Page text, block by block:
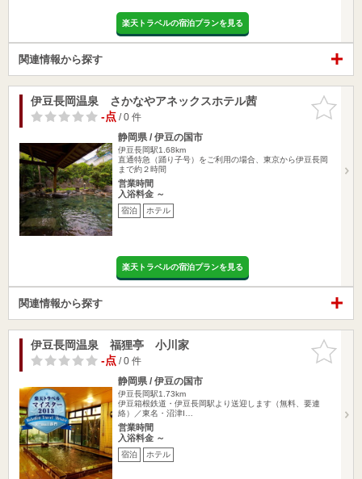
楽天トラベルの宿泊プランを見る
関連情報から探す
お気に入
りに追加
伊豆長岡温泉 さかなやアネックスホテル茜
-点/ 0 件
静岡県 / 伊豆の国市
伊豆長岡駅1.68km
直通特急（踊り子号）をご利用の場合、東京から伊豆長岡
まで約２時間
営業時間
入浴料金 ～
宿泊 ホテル
楽天トラベルの宿泊プランを見る
関連情報から探す
お気に入
りに追加
伊豆長岡温泉 福狸亭 小川家
-点/ 0 件
静岡県 / 伊豆の国市
伊豆長岡駅1.73km
伊豆箱根鉄道・伊豆長岡駅より送迎します（無料、要連
絡）／東名・沼津I…
営業時間
入浴料金 ～
宿泊 ホテル